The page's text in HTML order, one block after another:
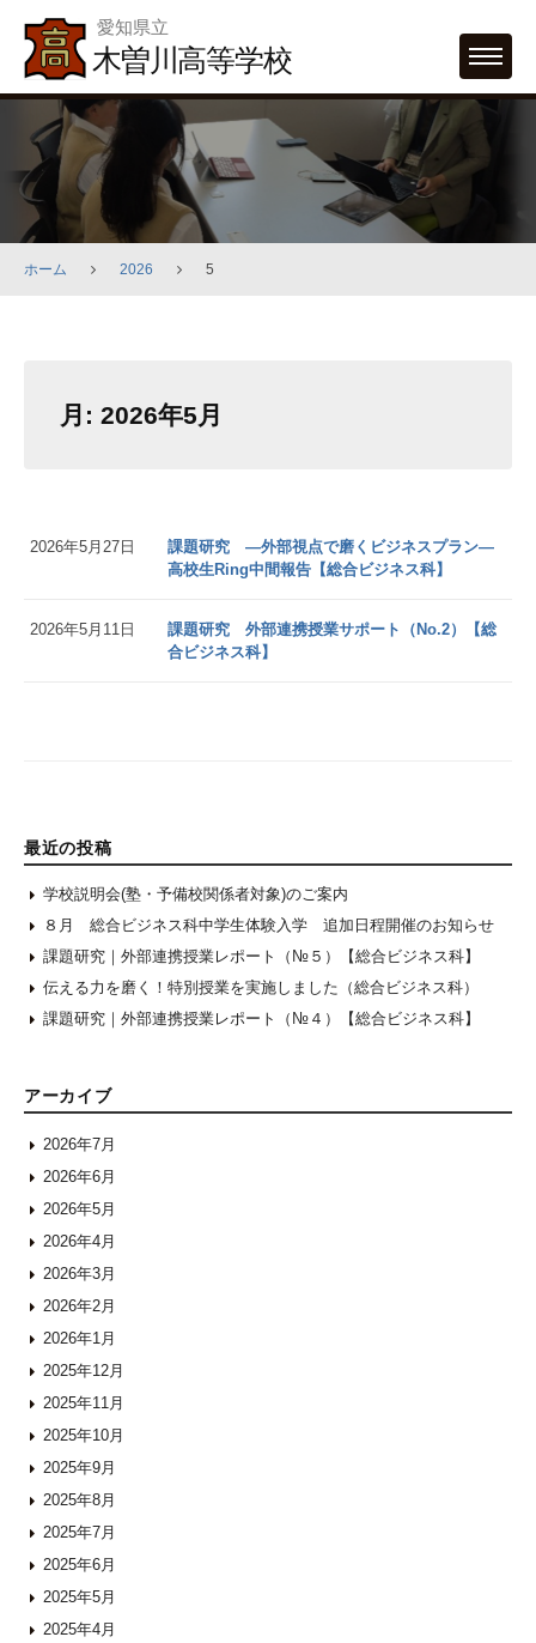
content
愛知県立
木曽川高等学校 MENU
ホーム 2026 5
月: 2026年5月
2026年5月27日
課題研究 ―外部視点で磨くビジネスプラン―
高校生Ring中間報告【総合ビジネス科】
2026年5月11日
課題研究 外部連携授業サポート（No.2）【総
合ビジネス科】
最近の投稿
学校説明会(塾・予備校関係者対象)のご案内
８月 総合ビジネス科中学生体験入学 追加日程開催のお知らせ
課題研究｜外部連携授業レポート（№５）【総合ビジネス科】
伝える力を磨く！特別授業を実施しました（総合ビジネス科）
課題研究｜外部連携授業レポート（№４）【総合ビジネス科】
アーカイブ
2026年7月
2026年6月
2026年5月
2026年4月
2026年3月
2026年2月
2026年1月
2025年12月
2025年11月
2025年10月
2025年9月
2025年8月
2025年7月
2025年6月
2025年5月
2025年4月